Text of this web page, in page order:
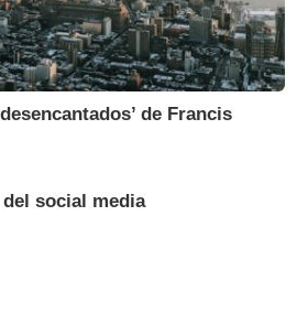
de Francis
social media